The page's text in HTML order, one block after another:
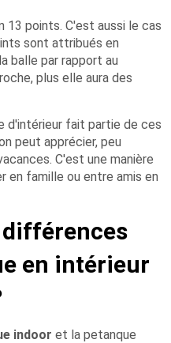
13 points. C'est aussi le cas
sont attribués en
balle par rapport au
plus elle aura des
d'intérieur fait partie de ces
peut apprécier, peu
C'est une manière
en famille ou entre amis en
différences
en intérieur
indoor et la petanque